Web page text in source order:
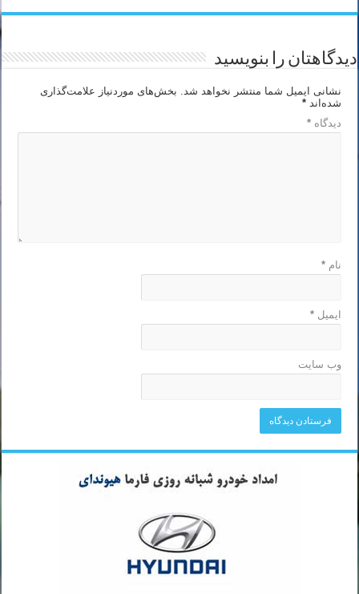
دیدگاهتان را بنویسید
نشانی ایمیل شما منتشر نخواهد شد.
بخش‌های موردنیاز علامت‌گذاری
شده‌اند*
دیدگاه*
نام*
ایمیل*
وب‌ سایت